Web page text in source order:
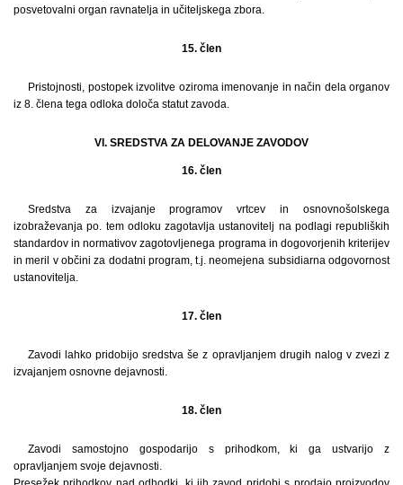
posvetovalni organ ravnatelja in učiteljskega zbora.
15. člen
Pristojnosti, postopek izvolitve oziroma imenovanje in način dela organov
iz 8. člena tega odloka določa statut zavoda.
VI. SREDSTVA ZA DELOVANJE ZAVODOV
16. člen
Sredstva za izvajanje programov vrtcev in osnovnošolskega
izobraževanja po. tem odloku zagotavlja ustanovitelj na podlagi republiških
standardov in normativov zagotovljenega programa in dogovorjenih kriterijev
in meril v občini za dodatni program, t.j. neomejena subsidiarna odgovornost
ustanovitelja.
17. člen
Zavodi lahko pridobijo sredstva še z opravljanjem drugih nalog v zvezi z
izvajanjem osnovne dejavnosti.
18. člen
Zavodi samostojno gospodarijo s prihodkom, ki ga ustvarijo z
opravljanjem svoje dejavnosti.